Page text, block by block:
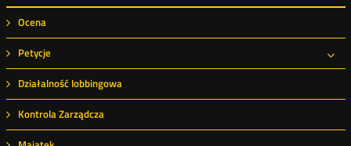
Ocena
Petycje
Działalność lobbingowa
Kontrola Zarządcza